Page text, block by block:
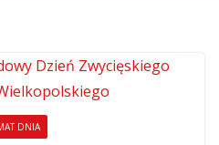
DNIA